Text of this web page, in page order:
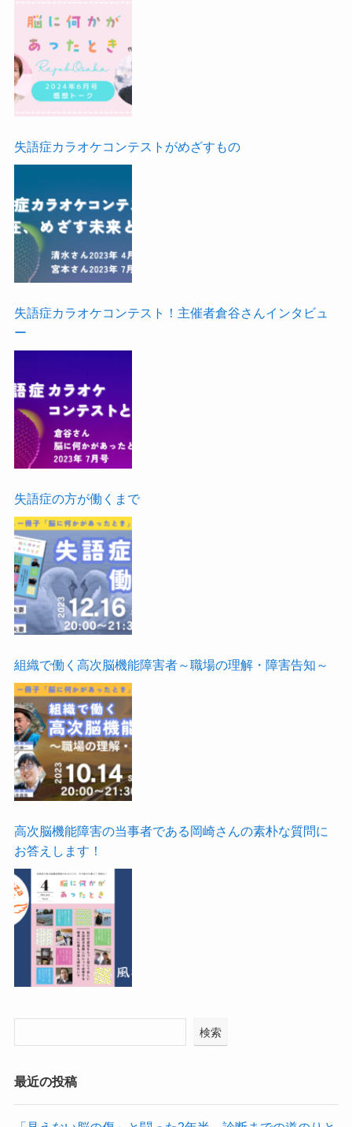
失語症カラオケコンテストがめざすもの
失語症カラオケコンテスト！主催者倉谷さんインタビュ
ー
失語症の方が働くまで
組織で働く高次脳機能障害者～職場の理解・障害告知～
高次脳機能障害の当事者である岡崎さんの素朴な質問に
お答えします！
検索
最近の投稿